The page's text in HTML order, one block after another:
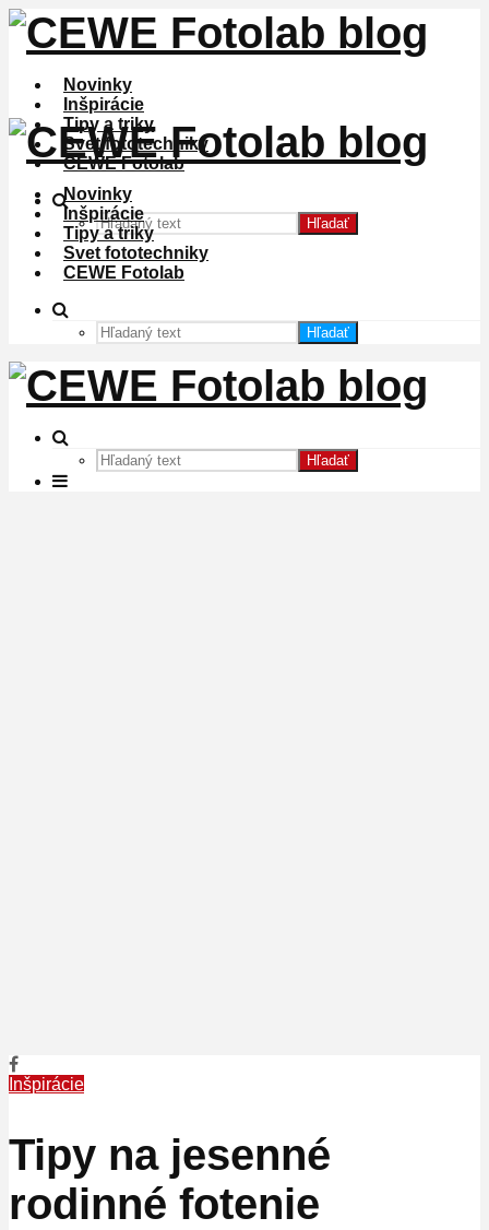
Novinky
Inšpirácie
Tipy a triky
Svet fototechniky
CEWE Fotolab
Hľadať
Novinky
Inšpirácie
Tipy a triky
Svet fototechniky
CEWE Fotolab
Hľadať
Hľadať
Inšpirácie
Tipy na jesenné
rodinné fotenie